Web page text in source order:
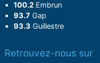
100.2Embrun
93.7 Gap
93.3 Guillestre
Retrouvez-nous sur